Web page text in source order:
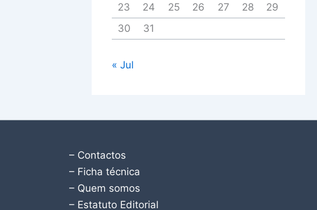
23
24 25 26 27 28
29
30
31
« Jul
– Contactos
– Ficha técnica
– Quem somos
– Estatuto Editorial